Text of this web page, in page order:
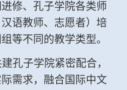
修、孔子学院各类师
语教师、志愿者）培
等不同的教学类型。
孔子学院紧密配合，
需求，融合国际中文